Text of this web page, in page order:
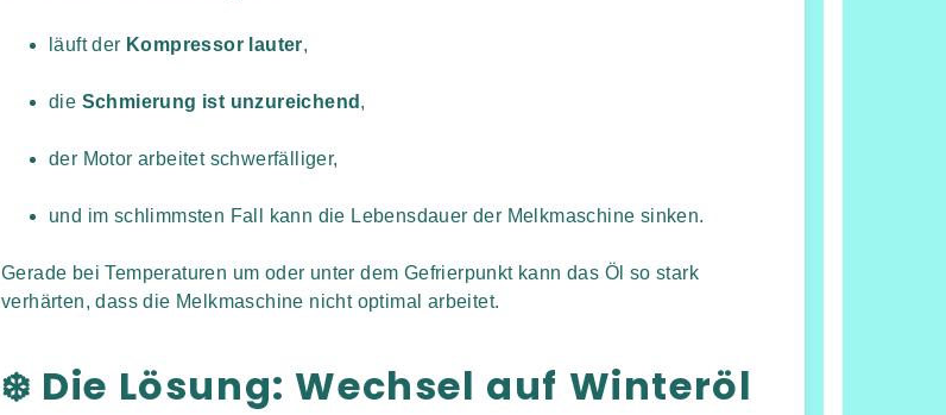
läuft der Kompressor lauter,
die Schmierung ist unzureichend ,
der Motor arbeitet schwerfälliger,
und im schlimmsten Fall kann die Lebensdauer der Melkmaschine sinken.
Gerade bei Temperaturen um oder unter dem Gefrierpunkt kann das Öl so stark
verhärten, dass die Melkmaschine nicht optimal arbeitet.
❄️ Die Lösung: Wechsel auf Winteröl